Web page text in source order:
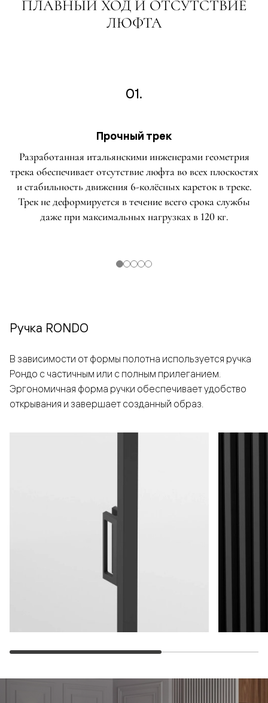
ПЛАВНЫЙ ХОД И ОТСУТСТВИЕ
ЛЮФТА
01.
Прочный трек
Разработанная итальянскими инженерами геометрия
трека обеспечивает отсутствие люфта во всех плоскостях
и стабильность движения 6-колёсных кареток в треке.
Трек не деформируется в течение всего срока службы
даже при максимальных нагрузках в 120 кг.
Ручка RONDO
В зависимости от формы полотна используется ручка
Рондо с частичным или с полным прилеганием.
Эргономичная форма ручки обеспечивает удобство
открывания и завершает созданный образ.